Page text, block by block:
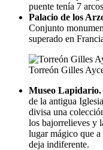
puente tenía 7
Palacio de los
Conjunto
superado en
Torreón Gilles
Museo Lapidario.
de la antigua
divisa una
los bajorrelieves y
lugar mágico que
deja indiferente.